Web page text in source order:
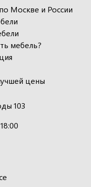
Москве и России
мебель?
цены
103